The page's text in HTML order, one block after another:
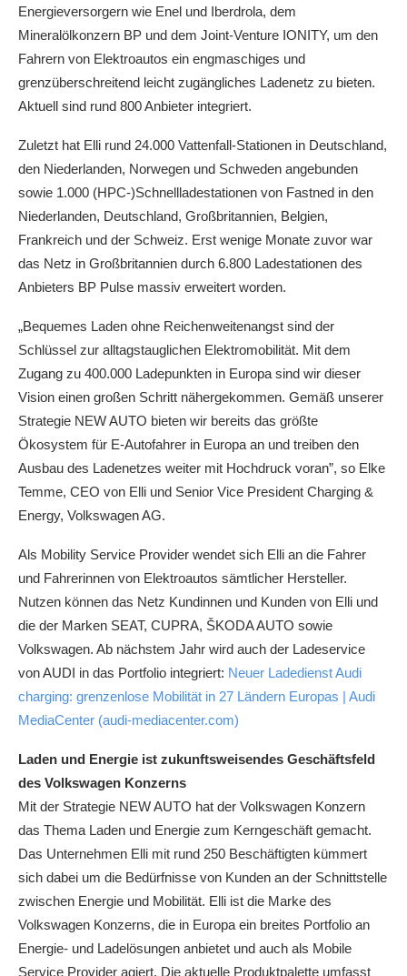
Energieversorgern wie Enel und Iberdrola, dem
Mineralölkonzern BP und dem Joint-Venture IONITY, um den
Fahrern von Elektroautos ein engmaschiges und
grenzüberschreitend leicht zugängliches Ladenetz zu bieten.
Aktuell sind rund 800 Anbieter integriert.
Zuletzt hat Elli rund 24.000 Vattenfall-Stationen in Deutschland,
den Niederlanden, Norwegen und Schweden angebunden
sowie 1.000 (HPC-)Schnellladestationen von Fastned in den
Niederlanden, Deutschland, Großbritannien, Belgien,
Frankreich und der Schweiz. Erst wenige Monate zuvor war
das Netz in Großbritannien durch 6.800 Ladestationen des
Anbieters BP Pulse massiv erweitert worden.
„Bequemes Laden ohne Reichenweitenangst sind der
Schlüssel zur alltagstauglichen Elektromobilität. Mit dem
Zugang zu 400.000 Ladepunkten in Europa sind wir dieser
Vision einen großen Schritt nähergekommen. Gemäß unserer
Strategie NEW AUTO bieten wir bereits das größte
Ökosystem für E-Autofahrer in Europa an und treiben den
Ausbau des Ladenetzes weiter mit Hochdruck voran”, so Elke
Temme, CEO von Elli und Senior Vice President Charging &
Energy, Volkswagen AG.
Als Mobility Service Provider wendet sich Elli an die Fahrer
und Fahrerinnen von Elektroautos sämtlicher Hersteller.
Nutzen können das Netz Kundinnen und Kunden von Elli und
die der Marken SEAT, CUPRA, ŠKODA AUTO sowie
Volkswagen. Ab nächstem Jahr wird auch der Ladeservice
von AUDI in das Portfolio integriert: Neuer Ladedienst Audi
charging: grenzenlose Mobilität in 27 Ländern Europas | Audi
MediaCenter (audi-mediacenter.com)
Laden und Energie ist zukunftsweisendes Geschäftsfeld
des Volkswagen Konzerns
Mit der Strategie NEW AUTO hat der Volkswagen Konzern
das Thema Laden und Energie zum Kerngeschäft gemacht.
Das Unternehmen Elli mit rund 250 Beschäftigten kümmert
sich dabei um die Bedürfnisse von Kunden an der Schnittstelle
zwischen Energie und Mobilität. Elli ist die Marke des
Volkswagen Konzerns, die in Europa ein breites Portfolio an
Energie- und Ladelösungen anbietet und auch als Mobile
Service Provider agiert. Die aktuelle Produktpalette umfasst